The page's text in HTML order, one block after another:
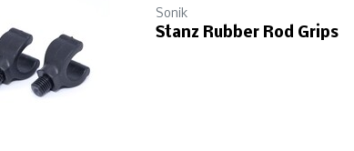
Sonik
Stanz Rubber Rod Grips